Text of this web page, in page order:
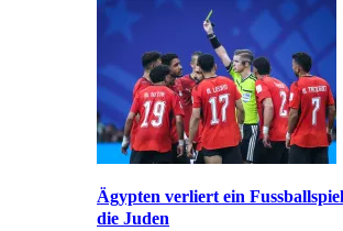
Ägypten verliert ein
die Juden